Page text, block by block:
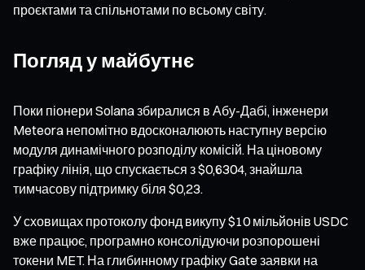
проєктами та спільнотами по всьому світу.
Погляд у майбутнє
Поки піонери Solana збиралися в Абу-Дабі, інженери
Meteora непомітно вдосконалюють наступну версію
модуля динамічного розподілу комісій. На ціновому
графіку лінія, що спускається з $0,6304, знайшла
тимчасову підтримку біля $0,23.
У сховищах протоколу фонд викупу $10 мільйонів USDC
вже працює, програмно консолідуючи розпорошені
токени MET. На глибинному графіку Gate заявки на